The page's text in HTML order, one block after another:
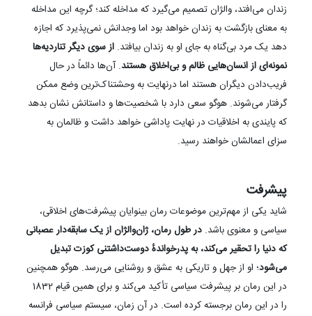
زندان می‌افتد، والژان تصمیم می‌گیرد که مداخله کند؛ گرچه این مداخله
به معنای بازگشت به زندان خواهد بود اما وجدانش نمی‌پذیرد که اجازه
دهد یک مرد بی‌گناه به جای او به زندان بیافتد. از سوی دیگر تناردیه‌ها
نمونه‌ای از انسان‌هایی ظالم و بی‌اخلاق هستند. آن‌ها دائماً در حال
فریب‌دادن دیگران هستند اما درنهایت به وحشتناک‌ترین وضع ممکن
گرفتار می‌شوند. هوگو سعی دارد با شخصیت‌ها و داستانش نشان بدهد
که پایندی به اخلاقیات در نهایت پاداشی خواهد داشت و ظالمان به
سزای اعمالشان خواهند رسید.
پیشرفت
شاید یکی از مهم‌ترین موضوعات رمان بینوایان پیشرفت‌های اخلاقی،
سیاسی و معنوی باشد. در طول رمان، ژان‌والژان از یک سابقه‌دار عصبانی
که دنیا را تحقیر می‌کند، به پدرخواندهٔ دوست‌داشتنی کوزت تبدیل
می‌شود؛ او از جهل و تاریکی به عشق و روشنایی می‌رسد. هوگو همچنین
در این رمان بر پیشرفت سیاسی تأکید می‌کند و برای همین قیام 1832
را در این رمان برجسته کرده است. در آن زمان، سیستم سیاسی فرانسه